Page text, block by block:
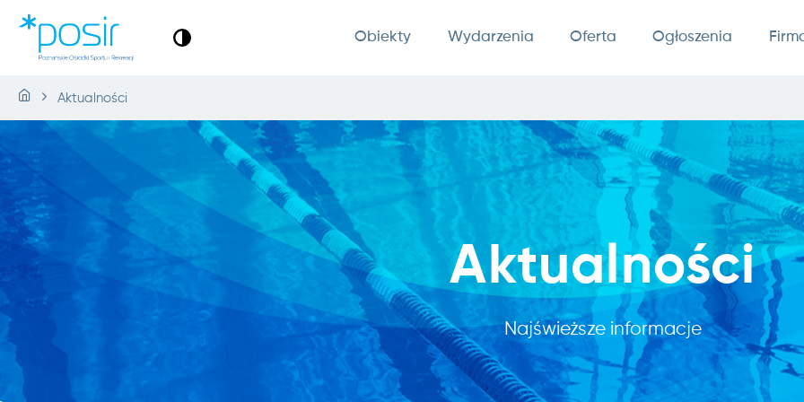
Obiekty Wydarzenia Oferta Ogłoszenia
Aktualności
Aktualności
Najświeższe informacje